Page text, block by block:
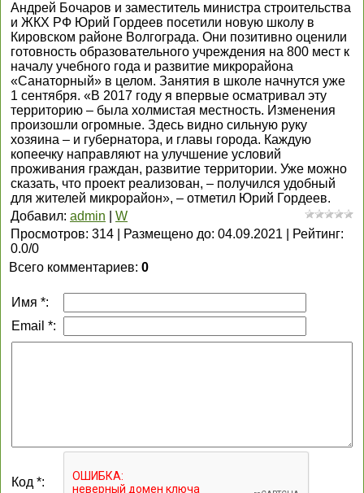
Андрей Бочаров и заместитель министра строительства
и ЖКХ РФ Юрий Гордеев посетили новую школу в
Кировском районе Волгограда. Они позитивно оценили
готовность образовательного учреждения на 800 мест к
началу учебного года и развитие микрорайона
«Санаторный» в целом. Занятия в школе начнутся уже
1 сентября. «В 2017 году я впервые осматривал эту
территорию – была холмистая местность. Изменения
произошли огромные. Здесь видно сильную руку
хозяина – и губернатора, и главы города. Каждую
копеечку направляют на улучшение условий
проживания граждан, развитие территории. Уже можно
сказать, что проект реализован, – получился удобный
для жителей микрорайон», – отметил Юрий Гордеев.
Добавил: admin
W
Просмотров: 314 Размещено до: 04.09.2021 Рейтинг:
0.0/0
Всего комментариев: 0
Имя *:
Email *:
Код *: